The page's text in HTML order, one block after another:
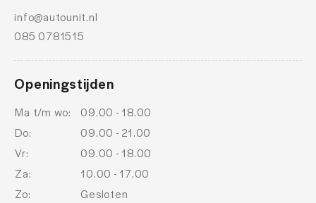
Rijstrooksensor met correctie
ruitensproeiers/wisserbladen verwarmbaar
ruitensproeiers/wisserbladen verwarmbaar
schakelpaddles
smartphone integratie
stuur leder
Vervolgbotsing preventie
info@autounit.nl
085 0781515
Openingstijden
Ma t/m wo:
09.00 - 18.00
Do:
09.00 - 21.00
Vr:
09.00 - 18.00
Za:
10.00 - 17.00
Zo:
Gesloten